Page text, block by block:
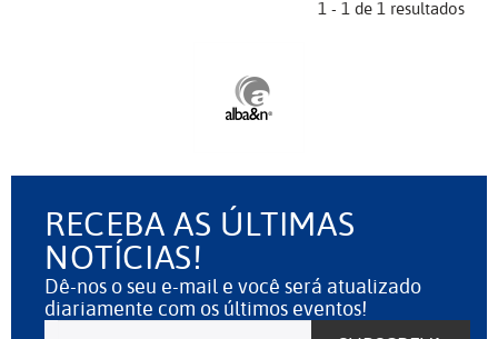
1 - 1 de 1 resultados
RECEBA AS ÚLTIMAS
NOTÍCIAS!
Dê-nos o seu e-mail e você será atualizado
diariamente com os últimos eventos!